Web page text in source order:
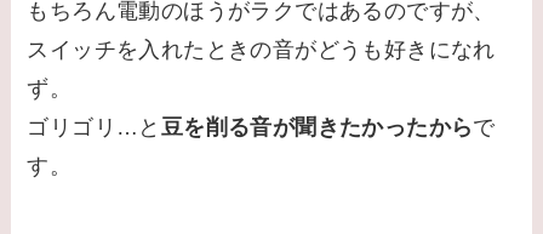
もちろん電動のほうがラクではあるのですが、
スイッチを入れたときの音がどうも好きになれ
ず。
ゴリゴリ…と 豆を削る音が聞きたかったからで
す。